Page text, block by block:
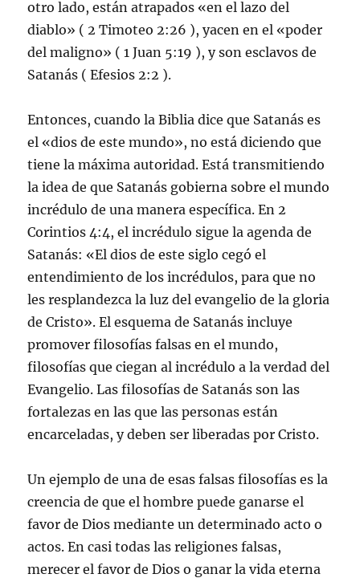
otro lado, están atrapados «en el lazo del
diablo» ( 2 Timoteo 2:26 ), yacen en el «poder
del maligno» ( 1 Juan 5:19 ), y son esclavos de
Satanás ( Efesios 2:2 ).
Entonces, cuando la Biblia dice que Satanás es
el «dios de este mundo», no está diciendo que
tiene la máxima autoridad. Está transmitiendo
la idea de que Satanás gobierna sobre el mundo
incrédulo de una manera específica. En 2
Corintios 4:4, el incrédulo sigue la agenda de
Satanás: «El dios de este siglo cegó el
entendimiento de los incrédulos, para que no
les resplandezca la luz del evangelio de la gloria
de Cristo». El esquema de Satanás incluye
promover filosofías falsas en el mundo,
filosofías que ciegan al incrédulo a la verdad del
Evangelio. Las filosofías de Satanás son las
fortalezas en las que las personas están
encarceladas, y deben ser liberadas por Cristo.
Un ejemplo de una de esas falsas filosofías es la
creencia de que el hombre puede ganarse el
favor de Dios mediante un determinado acto o
actos. En casi todas las religiones falsas,
merecer el favor de Dios o ganar la vida eterna